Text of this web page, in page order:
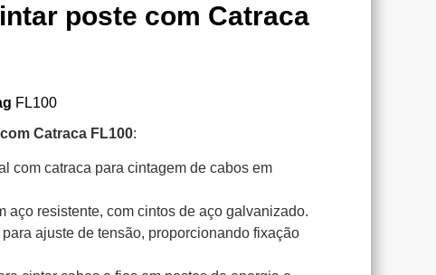
poste com Catraca
FL100
Catraca FL100:
com catraca para cintagem de cabos em
aço resistente, com cintos de aço galvanizado.
ajuste de tensão, proporcionando fixação